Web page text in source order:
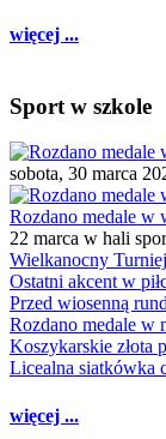
więcej ...
Sport w szkole
sobota, 30 marca
Rozdano medale w
22 marca w hali
Wielkanocny
Ostatni akcent w
Przed wiosenną
Rozdano medale w
Koszykarskie złota
Licealna siatkówka
więcej ...